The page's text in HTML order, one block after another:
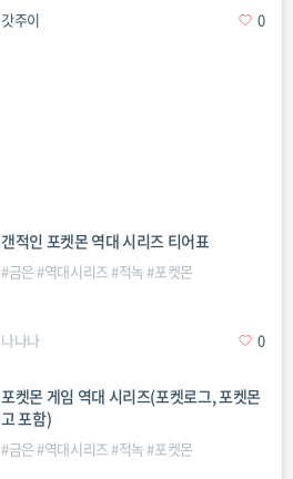
갓주이 0
갠적인 포켓몬 역대 시리즈 티어표
#금은#역대시리즈#적녹#포켓몬
나나나 0
포켓몬 게임 역대 시리즈(포켓로그, 포켓몬
고 포함)
#금은#역대시리즈#적녹#포켓몬